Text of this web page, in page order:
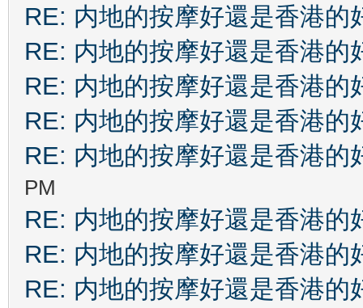
RE: 内地的按摩好還是香港的
RE: 内地的按摩好還是香港的
RE: 内地的按摩好還是香港的
RE: 内地的按摩好還是香港的
RE: 内地的按摩好還是香港的
PM
RE: 内地的按摩好還是香港的
RE: 内地的按摩好還是香港的
RE: 内地的按摩好還是香港的